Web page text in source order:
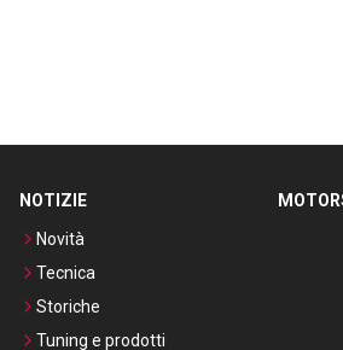
NOTIZIE
Novità
Tecnica
Storiche
Tuning e prodotti